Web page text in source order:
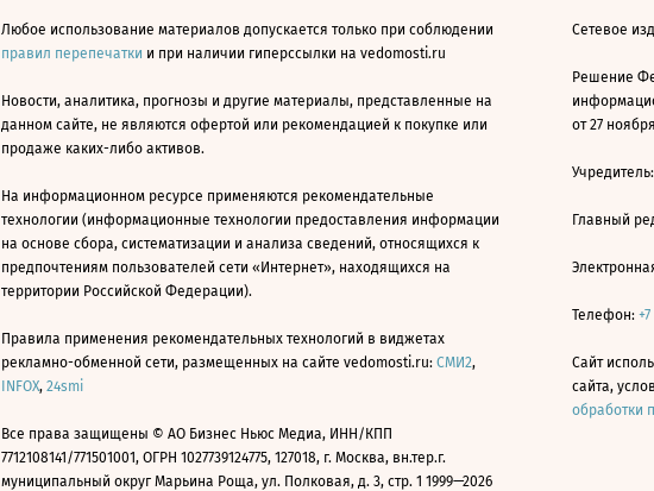
Любое использование материалов допускается только при соблюдении
правил перепечатки и при наличии гиперссылки на vedomosti.ru
Новости, аналитика, прогнозы и другие материалы, представленные на
данном сайте, не являются офертой или рекомендацией к покупке или
продаже каких-либо активов.
На информационном ресурсе применяются рекомендательные
технологии (информационные технологии предоставления информации
на основе сбора, систематизации и анализа сведений, относящихся к
предпочтениям пользователей сети «Интернет», находящихся на
территории Российской Федерации).
Правила применения рекомендательных технологий в виджетах
рекламно-обменной сети, размещенных на сайте vedomosti.ru: СМИ2,
INFOX, 24smi
Все права защищены © АО Бизнес Ньюс Медиа, ИНН/КПП
7712108141/771501001, ОГРН 1027739124775, 127018, г. Москва, вн.тер.г.
муниципальный округ Марьина Роща, ул. Полковая, д. 3, стр. 1 1999—2026
Сетевое
Решение
от 27
Главный
Телефон:
Сайт
сайта,
обработки